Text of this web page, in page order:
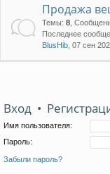
Продажа
Темы: 8
Последнее
BlusHib , 07 сен
Вход •
Имя пользователя:
Пароль:
Забыли пароль?